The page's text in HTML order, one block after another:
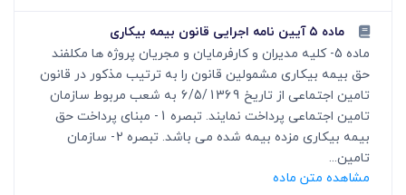
ماده ۵ آیین نامه اجرایی قانون بیمه بیکاری
ماده 5- کلیه مدیران و کارفرمایان و مجریان پروژه ها مکلفند
حق بیمه بیکاری مشمولین قانون را به ترتیب مذکور در قانون
تامین اجتماعی از تاریخ 6/5/1369 به شعب مربوط سازمان
تامین اجتماعی پرداخت نمایند. تبصره 1- مبنای پرداخت حق
بیمه بیکاری مزده بیمه شده می باشد. تبصره 2- سازمان
تامین...
مشاهده متن ماده